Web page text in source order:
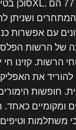
ושניתן
עם אפשרות
הרשות
הרשות. קזינו
להוריד את
חופשות הימורים
ומקומיים
משתלמות